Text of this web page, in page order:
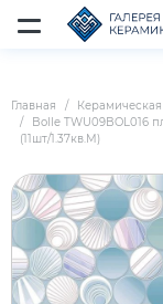
Главная
Bolle TWU09BOL016
(11шт/1.37кв.М)